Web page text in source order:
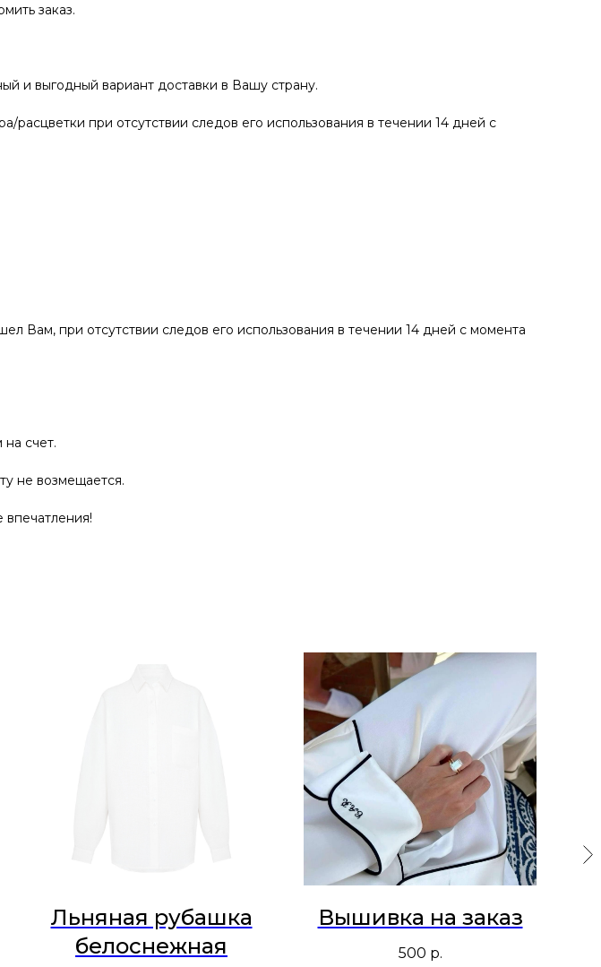
заказ.
и выгодный вариант доставки в Вашу страну.
при отсутствии следов его использования в течении 14 дней с
Вам, при отсутствии следов его использования в течении 14 дней с момента
счет.
не возмещается.
Льняная рубашка
белоснежная
Вышивка на заказ
500 р.